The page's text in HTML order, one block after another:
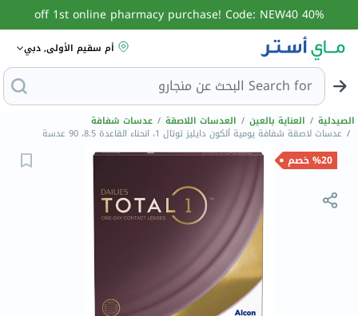
40% off 1st online pharmacy purchase! Code: NEW40
أم سقيم الأولى, دبي
Search for البحث عن من
الصيدلية / العناية بالعين / العدسات اللاصقة / عدسات شفافة
/ عدسات لاصقة شفافة يومية ألكون دايليز توتال 1، انحناء القاعدة 8.5، 90 عدسة
%20 خصم